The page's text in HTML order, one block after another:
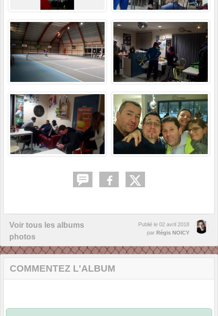
Voir tous les albums
photos
Publié le 02 avril 2018
par Régis NOICY
COMMENTEZ L'ALBUM